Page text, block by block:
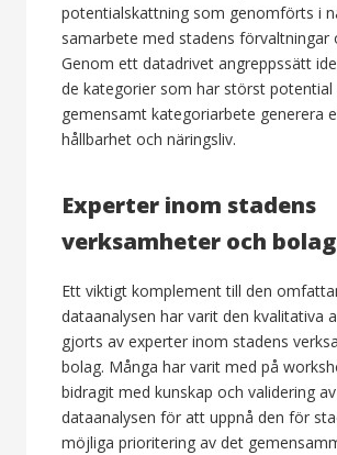
potentialskattning som genomförts i
samarbete med stadens förvaltningar
Genom ett datadrivet angreppssätt
de kategorier som har störst
gemensamt kategoriarbete generera
hållbarhet och näringsliv.
Experter inom stadens
verksamheter och bolag
Ett viktigt komplement till den
dataanalysen har varit den kvalitativa
gjorts av experter inom stadens
bolag. Många har varit med på
bidragit med kunskap och validering av
dataanalysen för att uppnå den för
möjliga prioritering av det